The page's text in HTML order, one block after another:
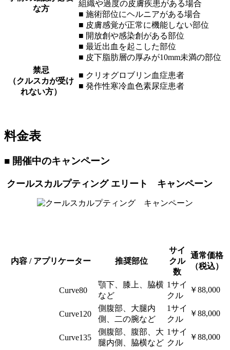
な方
組織や過度の皮膚疾患がある場合
■ 施術部位にヘルニアがある場合
■ 皮膚感覚が正常に機能しない部位
■ 開放創や感染創がある部位
■ 最近出血を起こした部位
■ 皮下脂肪層の厚みが10mm未満の部位
禁忌
（クルスカが受け
れない方）
■ クリオグロブリン血症患者
■ 発作性寒冷血色素尿症患者
料金表
■ 開催中のキャンペーン
クールスカルプティング エリート キャンペーン
内容 / アプリケーター 推奨部位
サイ
クル
数
通常価格
（税込）
Curve80
顎下、膝上、脇横
など
1サイ
クル
￥88,000
Curve120
側腹部、大腿内
側、二の腕など
1サイ
クル
￥88,000
Curve135
側腹部、腹部、大
腿内側、脇横など
1サイ
クル
￥88,000